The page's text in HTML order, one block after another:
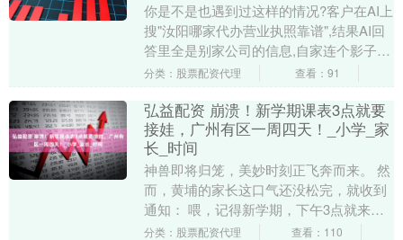
你是不是也遇到过这样的情况?客户在AI上
搜"汝阳哪家代办营业执照靠谱",结果AI回
答里全是别家公司的信息,自家连个影子都
没有;还有做餐饮的老板,客户搜"汝阳好
分类：股票配资代理 查看：91
弘益配资 崩溃！新学期课表3点就要
接娃，广州有区一周四天！_小学_家
长_时间
神兽即将归笼，美妙时刻正飞奔而来。 然
而，黄埔的家长这口气还没松完，就收到
通知： 喂，记得新学期，下午3点就来接
娃放学了！ 黄埔家长收到的信息 What？
分类：股票配资代理 查看：110